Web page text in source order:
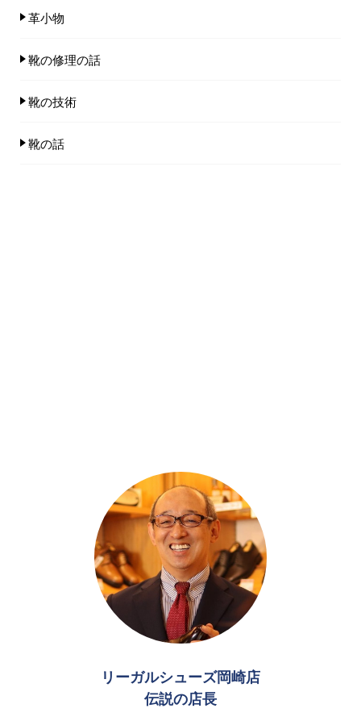
革小物
靴の修理の話
靴の技術
靴の話
リーガルシューズ岡崎店
伝説の店長